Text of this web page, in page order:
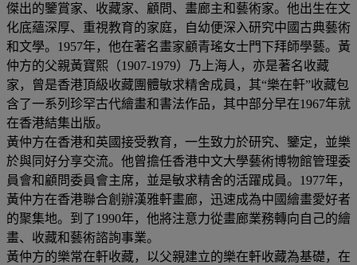
傑出的鑒賞家、收藏家、顧問、畫廊主和藝術家。他出生在文
化底蘊深厚、重視教育的家庭，自幼便深入研究中國古典藝術
和文學。1957年，他在著名畫家顧青瑤女士門下拜師學藝。黃
仲方的父親黃寶熙（1907-1979）乃上海人，亦是著名收藏
家，曾是香港頂級收藏團體敏求精舍成員，其“樂在軒”收藏包
含了一系列珍罕古代繪畫和書法作品，其中部分早在1967年就
在香港結集出版。
黃仲方在香港和英國接受教育，一生致力於研究、鑒定，並樂
於與同好分享交流。他曾擔任香港中文大學藝術博物館管理委
員會和顧問委員會主席，並是敏求精舍的活躍成員。1977年，
黃仲方在香港聯合創辦漢雅軒畫廊，迅速成為中國繪畫愛好者
的聚集地。到了1990年，他將注意力從畫廊業務轉向自己的繪
畫、收藏和藝術諮詢事業。
黃仲方的樂常在軒收藏，以父親建立的樂在軒收藏為基礎，在